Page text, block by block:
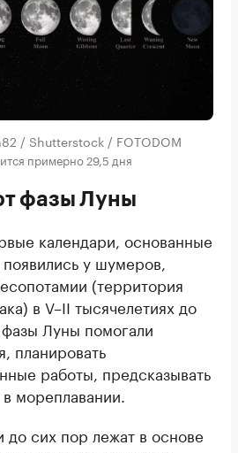
/ Shutterstock / FOTODOM
примерно 29,5 дня
фазы Луны
календари, основанные
у шумеров,
(территория
в V–II тысячелетиях до
Луны помогали
планировать
работы, предсказывать
мореплавании.
до сих пор лежат в основе